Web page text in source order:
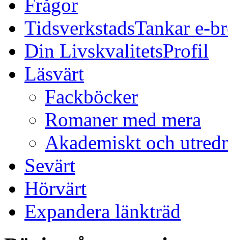
Frågor
TidsverkstadsTankar e-
Din LivskvalitetsProfil
Läsvärt
Fackböcker
Romaner med mera
Akademiskt och
Sevärt
Hörvärt
Expandera länkträd